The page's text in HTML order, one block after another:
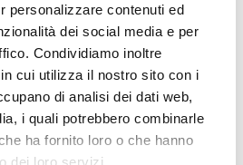
personalizzare contenuti ed
dei social media e per
Condividiamo inoltre
cui utilizza il nostro sito con i
di analisi dei dati web,
i quali potrebbero combinarle
ha fornito loro o che hanno
dei loro servizi.
assemblea sindacale CGIL
Ginnastica Goriziana
del Regolamento Generale